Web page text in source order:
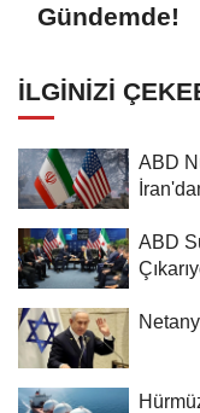
Gündemde!
İLGINIZI
ABD
ABD